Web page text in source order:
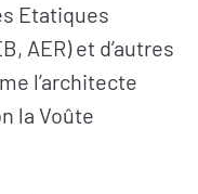
Etatiques
AER) et d’autres
l’architecte
la Voûte